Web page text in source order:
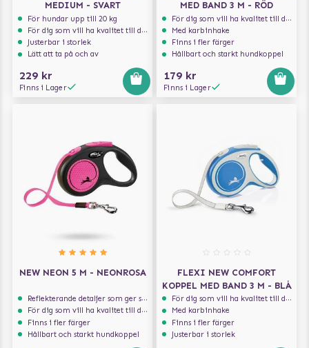
MEDIUM - SVART
För hundar upp till 20 kg
För dig som vill ha kvalitet till din hund!
Justerbar i storlek
Lätt att ta på och av
229 kr
Finns i Lager
MED BAND 3 M - RÖD
För dig som vill ha kvalitet till din hund!
Med karbinhake
Finns i fler färger
Hållbart och starkt hundkoppel
179 kr
Finns i Lager
NEW NEON 5 M - NEONROSA
Reflekterande detaljer som ger synlighet i svagt ljus
För dig som vill ha kvalitet till din hund!
Finns i fler färger
Hållbart och starkt hundkoppel
FLEXI NEW COMFORT
KOPPEL MED BAND 3 M - BLÅ
För dig som vill ha kvalitet till din hund!
Med karbinhake
Finns i fler färger
Justerbar i storlek